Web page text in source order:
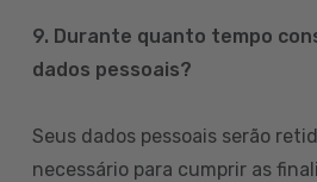
9. Durante quanto tempo
dados pessoais?
Seus dados pessoais serão
necessário para cumprir as